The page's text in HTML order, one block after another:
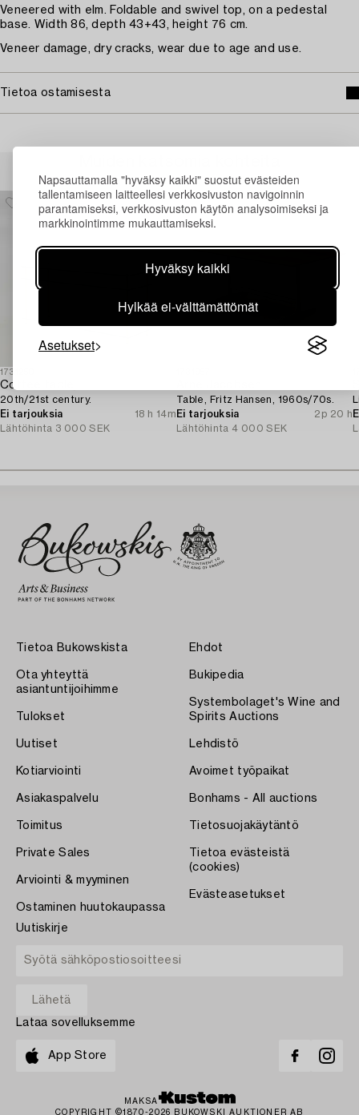
Napsauttamalla "hyväksy kaikki" suostut evästeiden
tallentamiseen laitteellesi verkkosivuston navigoinnin
parantamiseksi, verkkosivuston käytön analysoimiseksi ja
markkinointimme mukauttamiseksi.
Hyväksy kaikki
Hylkää ei-välttämättömät
Asetukset
Veneered with elm. Foldable and swivel top, on a pedestal
base. Width 86, depth 43+43, height 76 cm.
Veneer damage, dry cracks, wear due to age and use.
Tietoa ostamisesta
1731250
Coffee table,
20th/21st century.
Ei tarjouksia
18 h 14m
Lähtöhinta 3 000 SEK
Table, Fritz Hansen, 1960s/70s.
Ei tarjouksia
2p 20 h
Lähtöhinta 4 000 SEK
Tietoa Bukowskista
Ota yhteyttä
asiantuntijoihimme
Tulokset
Uutiset
Kotiarviointi
Asiakaspalvelu
Toimitus
Private Sales
Arviointi & myyminen
Ostaminen huutokaupassa
Ehdot
Bukipedia
Systembolaget's Wine and
Spirits Auctions
Lehdistö
Avoimet työpaikat
Bonhams - All auctions
Tietosuojakäytäntö
Tietoa evästeistä
(cookies)
Evästeasetukset
Uutiskirje
Lataa sovelluksemme
App Store
MAKSA
COPYRIGHT ©1870-2026 BUKOWSKI AUKTIONER AB